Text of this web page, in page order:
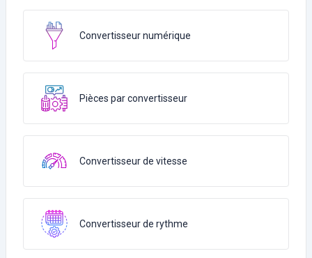
Convertisseur numérique
Pièces par convertisseur
Convertisseur de vitesse
Convertisseur de rythme